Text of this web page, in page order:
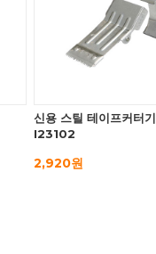
신용 스틸 테이프커터기
I23102
2,920원